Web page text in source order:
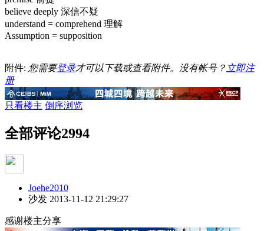
believe deeply 深信不疑
understand = comprehend 理解
Assumption = supposition
附件: 您需要登录才可以下载或查看附件。没有帐号？ 立即注
册
只看楼主 倒序浏览
全部评论2994
Joehe2010
沙发 2013-11-12 21:29:27
感谢楼主分享